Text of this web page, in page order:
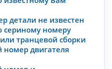
детали не известен
сериному номеру
транцевой сборки
двигателя